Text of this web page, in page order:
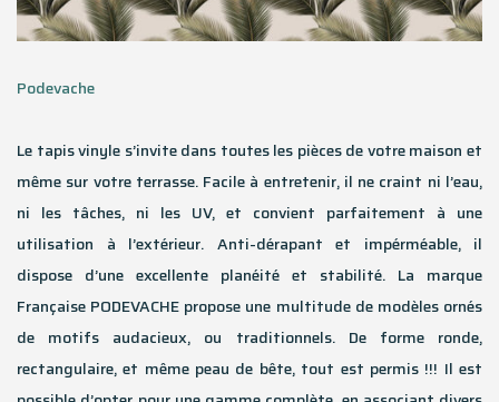
Podevache
Le tapis vinyle s’invite dans toutes les pièces de votre maison et
même sur votre terrasse. Facile à entretenir, il ne craint ni l’eau,
ni les tâches, ni les UV, et convient parfaitement à une
utilisation à l’extérieur. Anti-dérapant et impérméable, il
dispose d’une excellente planéité et stabilité. La marque
Française PODEVACHE propose une multitude de modèles ornés
de motifs audacieux, ou traditionnels. De forme ronde,
rectangulaire, et même peau de bête, tout est permis !!! Il est